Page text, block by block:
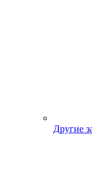
Другие